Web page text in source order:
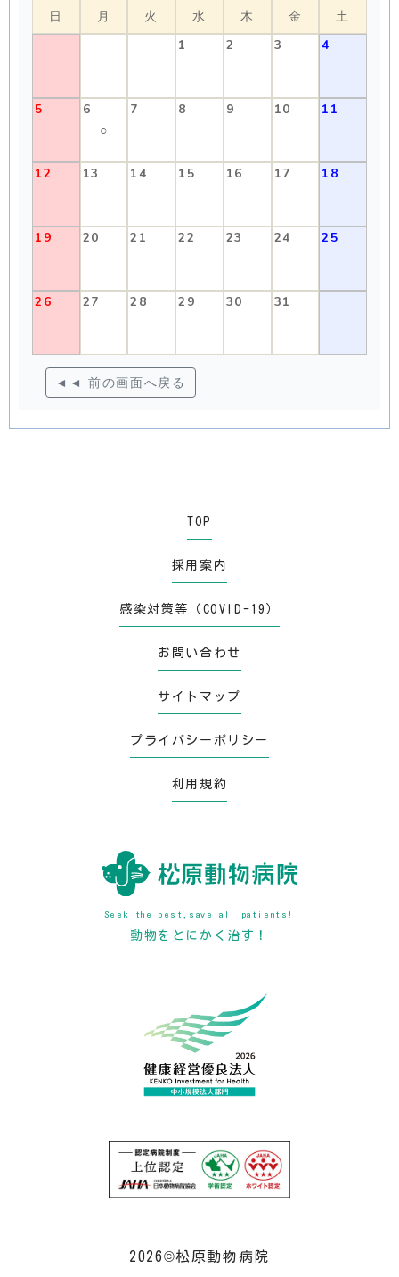
日 月 火 水 木 金
土
1
2 3 4
5
6
○
7 8 9 10 11
12 13 14 15 16 17 18
19 20 21 22 23 24 25
26 27 28 29 30 31
◄◄ 前の画面へ戻る
TOP
採用案内
感染対策等（COVID-19）
お問い合わせ
サイトマップ
プライバシーポリシー
利用規約
Seek the best,save all patients!
動物をとにかく治す！
2026©松原動物病院